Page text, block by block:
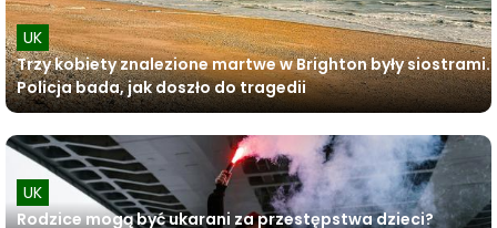
UK
Trzy kobiety znalezione martwe w Brighton były siostrami.
Policja bada, jak doszło do tragedii
UK
Rodzice mogą być ukarani za przestępstwa dzieci?